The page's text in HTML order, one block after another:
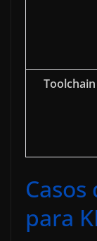
Toolchain
para